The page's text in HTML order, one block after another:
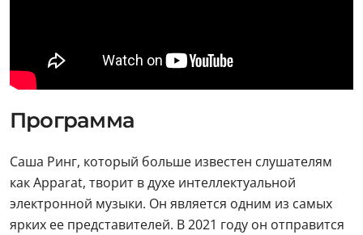
Программа
Саша Ринг, который больше известен слушателям
как Apparat, творит в духе интеллектуальной
электронной музыки. Он является одним из самых
ярких ее представителей. В 2021 году он отправится